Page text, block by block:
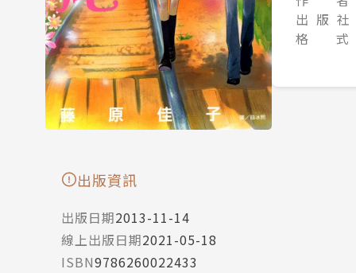
出 版 社
格 式
出版資訊
出版日期2013-11-14
線上出版日期2021-05-18
ISBN9786260022433